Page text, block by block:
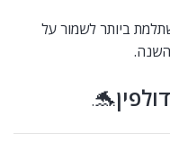
ביותר לשמור על
השנה.
🐬
.